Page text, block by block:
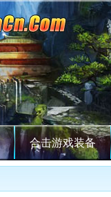
合击游戏装备